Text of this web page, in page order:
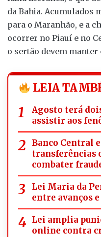
da Bahia. Acumulados
para o Maranhão, e a
ocorrer no Piauí e no
o sertão devem manter
LEIA
Agosto terá
assistir aos
Banco Central
transferências
combater
Lei Maria da
entre avanços
Lei amplia
online contra